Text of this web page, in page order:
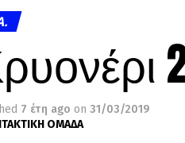
7 έτη ago on 31/03/2019
ΟΜΑΔΑ